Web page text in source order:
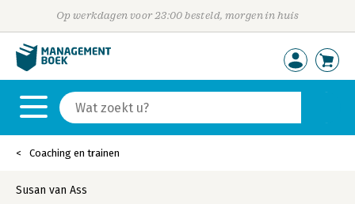
Op werkdagen voor 23:00 besteld, morgen in huis
Coaching en trainen
Susan van Ass